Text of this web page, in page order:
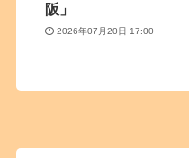
阪」
2026年07月20日 17:00